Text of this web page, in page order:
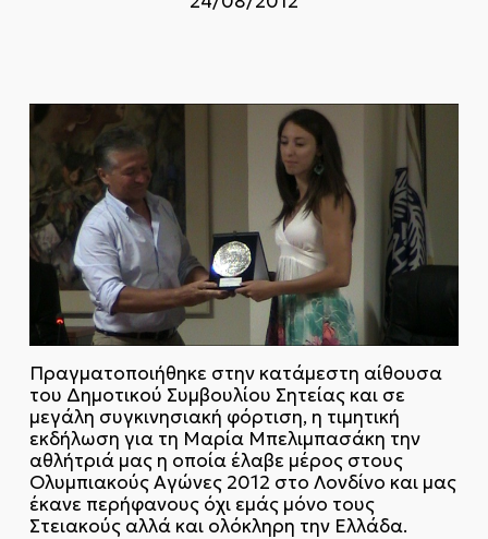
Πραγματοποιήθηκε στην κατάμεστη αίθουσα
του Δημοτικού Συμβουλίου Σητείας και σε
μεγάλη συγκινησιακή φόρτιση, η τιμητική
εκδήλωση για τη Μαρία Μπελιμπασάκη την
αθλήτριά μας η οποία έλαβε μέρος στους
Ολυμπιακούς Αγώνες 2012 στο Λονδίνο και μας
έκανε περήφανους όχι εμάς μόνο τους
Στειακούς αλλά και ολόκληρη την Ελλάδα.